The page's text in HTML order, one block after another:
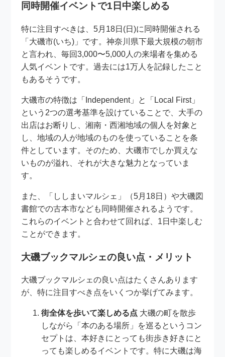
同時開催イベントで1日中楽しめる
特に注目すべきは、5月18日(日)に同時開催される
「大磯市(いち)」です。神奈川県下最大規模の朝市
と言われ、毎回3,000〜5,000人の来場者を集める
人気イベントです。過去には1万人を記録したこと
もあるそうです。
大磯市の特徴は「Independent」と「Local First」
という2つの選考基準を設けていることで、大手の
出店はお断りし、湘南・西湘地域の個人を対象と
し、地域の人が地域のものを使っていることを条
件としています。そのため、大磯市でしか買えな
いものが溢れ、それが大きな魅力となっていま
す。
また、「ししまいマルシェ」（5月18日）や大磯図
書館での古本市なども同時開催されるようです。
これらのイベントと合わせて回れば、1日中楽しむ
ことができます。
大磯ブックマルシェの良い点・メリット
大磯ブックマルシェの良い点はたくさんあります
が、特に注目すべき点をいくつか挙げてみます。
街全体を歩いて楽しめる点 大磯の町を散歩
しながら「本のある場所」を巡るというコン
セプトは、本好きにとっても街歩き好きにと
っても楽しめるイベントです。特に大磯は海